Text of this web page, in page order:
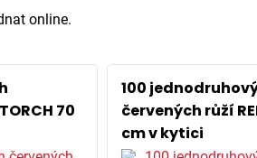
online.
70
100
červených růží
cm v kytici